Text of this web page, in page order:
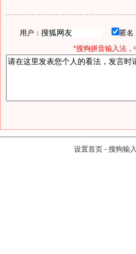
用户： 匿
*搜狗拼音输入法，
设置首页 - 搜狗输